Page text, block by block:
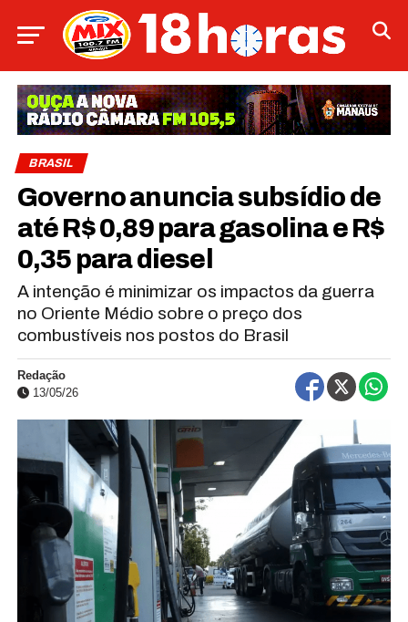
BRASIL
Governo anuncia subsídio de
até R$ 0,89 para gasolina e R$
0,35 para diesel
A intenção é minimizar os impactos da guerra
no Oriente Médio sobre o preço dos
combustíveis nos postos do Brasil
Redação
13/05/26